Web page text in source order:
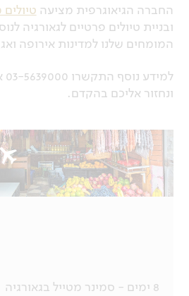
החברה הגיאוגרפית מציעה
ובניית טיולים פרטיים לגאורגיה
המומחים שלנו למדינות אירופה
ונחזור אליכם בהקדם.
8 ימים - סמינר מטייל בגאורגיה